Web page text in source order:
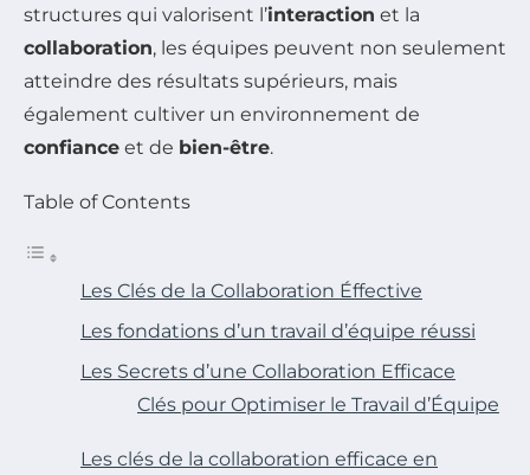
structures qui valorisent l’interaction et la
collaboration, les équipes peuvent non seulement
atteindre des résultats supérieurs, mais
également cultiver un environnement de
confiance et de bien-être.
Table of Contents
Les Clés de la Collaboration Éffective
Les fondations d’un travail d’équipe réussi
Les Secrets d’une Collaboration Efficace
Clés pour Optimiser le Travail d’Équipe
Les clés de la collaboration efficace en